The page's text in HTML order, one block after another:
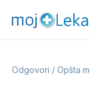
Odgovori / Opšta